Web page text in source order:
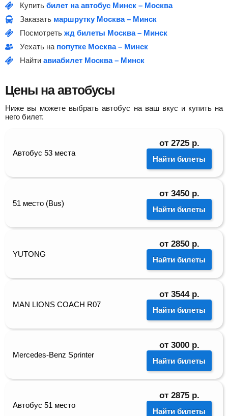
Купить билет на автобус Минск – Москва
Заказать маршрутку Москва – Минск
Посмотреть жд билеты Москва – Минск
Уехать на попутке Москва – Минск
Найти авиабилет Москва – Минск
Цены на автобусы
Ниже вы можете выбрать автобус на ваш вкус и купить на
него билет.
Автобус 53 места
от 2725 р.
Найти билеты
51 место (Bus)
от 3450 р.
Найти билеты
YUTONG
от 2850 р.
Найти билеты
MAN LIONS COACH R07
от 3544 р.
Найти билеты
Mercedes-Benz Sprinter
от 3000 р.
Найти билеты
Автобус 51 место
от 2875 р.
Найти билеты